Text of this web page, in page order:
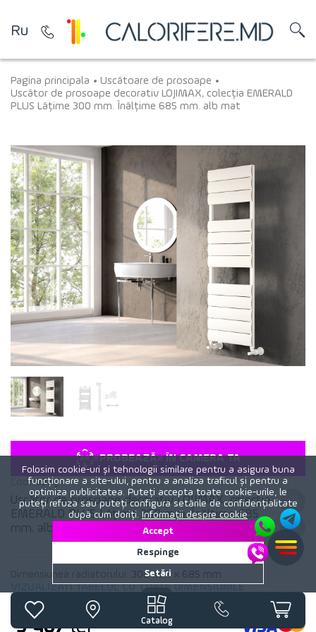
Ru
Catalog
Pagina principala
Uscătoare de prosoape
Uscător de prosoape decorativ LOJIMAX, colecția EMERALD
PLUS Lățime 300 mm. Înălțime 685 mm. alb mat
«PROBEAZĂ» ÎN CAMERA TA
Cod:493y
Uscător de prosoape decorativ LOJIMAX, colecția
EMERALD PLUS Lățime 300 mm. Înălțime 685
mm. alb mat
300 mm x 685 mm
VIZUALIZAȚI TABELUL CU TOATE DIMENSIUNILE
3 487lei
Folosim cookie-uri și tehnologii similare pentru a asigura buna
funcționare a site-ului, pentru a analiza traficul și pentru a
optimiza publicitatea. Puteți accepta toate cookie-urile, le
puteți refuza sau puteți configura setările de confidențialitate
după cum doriți. Informații despre cookie
Accept
Respinge
Setări